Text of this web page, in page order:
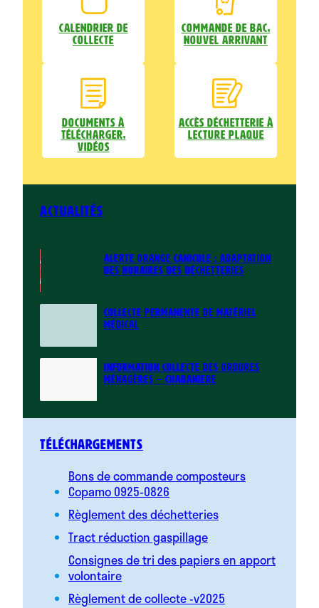
Calendrier de
collecte
Commande de bac,
nouvel arrivant
Documents à
télécharger,
vidéos
Accès déchetterie à
lecture plaque
Actualités
ALERTE ORANGE CANICULE : ADAPTATION
DES HORAIRES DES DÉCHETTERIES
COLLECTE PERMANENTE DE MATÉRIEL
MÉDICAL
INFORMATION COLLECTE DES ORDURES
MÉNAGÈRES – CHABANIERE
Téléchargements
Bons de commande composteurs
Copamo 0925-0826
Règlement des déchetteries
Tract réduction gaspillage
Consignes de tri des papiers en apport
volontaire
Règlement de collecte -v2025